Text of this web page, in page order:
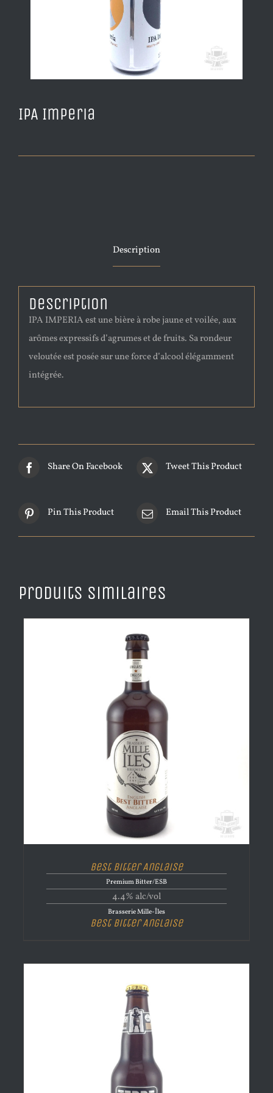
IPA Imperia
Description
Description
IPA IMPERIA est une bière à robe jaune et voilée, aux
arômes expressifs d’agrumes et de fruits. Sa rondeur
veloutée est posée sur une force d’alcool élégamment
intégrée.
Share On Facebook Tweet This Product
Pin This Product Email This Product
Produits similaires
Best Bitter Anglaise
Premium Bitter/ESB
4.4% alc/vol
Brasserie Mille-Îles
Best Bitter Anglaise